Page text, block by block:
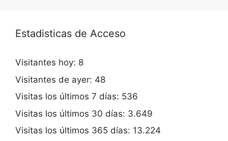
Estadisticas de Acceso
Visitantes hoy: 8
Visitantes de ayer: 48
Visitas los últimos 7 días: 536
Visitas los últimos 30 días: 3.649
Visitas los últimos 365 días: 13.224